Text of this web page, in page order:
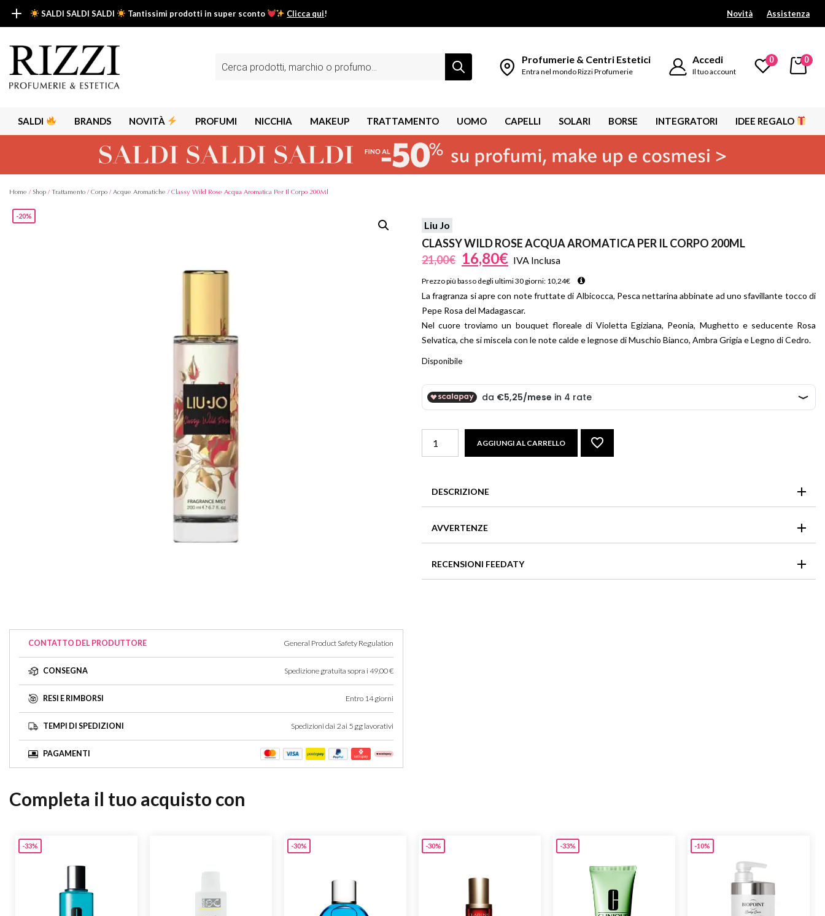
SALDI SALDI SALDI Tantissimi prodotti in super sconto Clicca qui!
SALDI SALDI SALDI
Fino al -50% su tantissimi prodotti beauty nella sezione saldi: il tuo glow estivo inizia da qui.
Scopri tutti i prodotti in super saldo!
Novità Assistenza
prodotti
Profumerie & Centri Estetici
Entra nel mondo Rizzi Profumerie
Accedi
Il tuo account
0 0
SALDI BRANDS NOVITÀ PROFUMI NICCHIA MAKEUP TRATTAMENTO UOMO CAPELLI SOLARI BORSE INTEGRATORI IDEE REGALO
Home / Shop / Trattamento / Corpo / Acque Aromatiche / Classy Wild Rose Acqua Aromatica Per Il Corpo 200Ml
-20%
CONTATTO DEL PRODUTTORE General Product Safety Regulation
CONSEGNA Spedizione gratuita sopra i 49,00 €
RESI E RIMBORSI Entro 14 giorni
TEMPI DI SPEDIZIONI Spedizioni dai 2 ai 5 gg lavorativi
PAGAMENTI
Liu Jo
CLASSY WILD ROSE ACQUA AROMATICA PER IL CORPO 200ML
21,00€ 16,80€ IVA Inclusa
Prezzo più basso degli ultimi 30 giorni: 10,24€
La fragranza si apre con note fruttate di Albicocca, Pesca nettarina abbinate ad uno sfavillante tocco di
Pepe Rosa del Madagascar.
Nel cuore troviamo un bouquet floreale di Violetta Egiziana, Peonia, Mughetto e seducente Rosa
Selvatica, che si miscela con le note calde e legnose di Muschio Bianco, Ambra Grigia e Legno di Cedro.
Disponibile
Wild
Aromatica
Per
quantità
AGGIUNGI AL CARRELLO
DESCRIZIONE
tocco di Pepe Rosa del Madagascar.
Nel cuore troviamo un bouquet floreale di Violetta Egiziana, Peonia, Mughetto e seducente Rosa
Selvatica, che si miscela con le note calde e legnose di Muschio Bianco, Ambra Grigia e Legno di
AVVERTENZE
RECENSIONI FEEDATY
Completa il tuo acquisto con
-33% -30% -30% -33% -10%